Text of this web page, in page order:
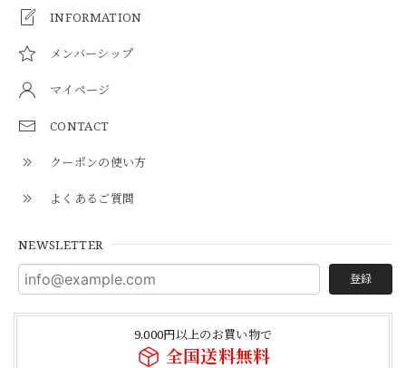
INFORMATION
メンバーシップ
マイページ
CONTACT
クーポンの使い方
よくあるご質問
NEWSLETTER
登録
9,000円以上のお買い物で
全国送料無料